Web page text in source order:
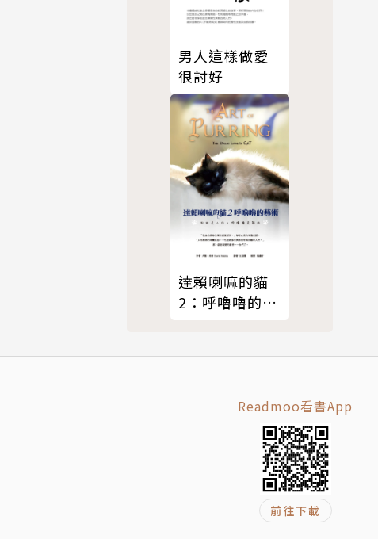
男人這樣做愛
很討好
達賴喇嘛的貓
2：呼嚕嚕的藝
Readmoo看書App
前往下載